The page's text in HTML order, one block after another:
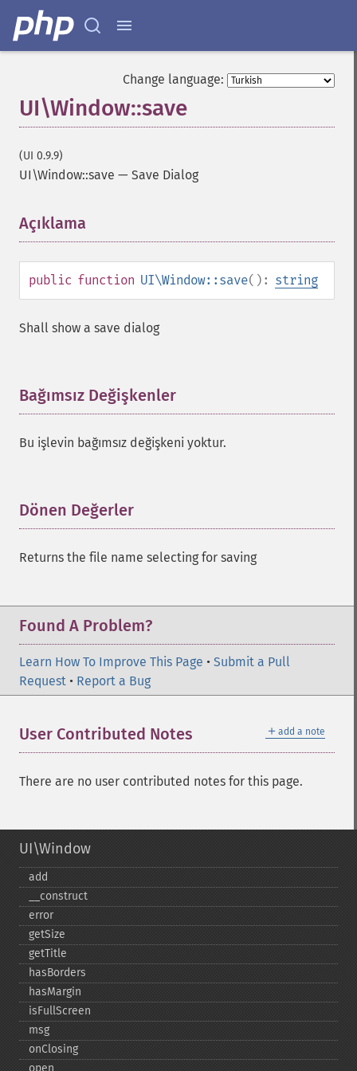
Change language:
UI\Window::save
(UI 0.9.9)
UI\Window::save — Save Dialog
Açıklama
public function UI\Window::save(): string
Shall show a save dialog
Bağımsız Değişkenler
Bu işlevin bağımsız değişkeni yoktur.
Dönen Değerler
Returns the file name selecting for saving
Found A Problem?
Learn How To Improve This Page • Submit a Pull
Request • Report a Bug
＋ add a note
User Contributed Notes
There are no user contributed notes for this page.
UI\Window
add
_​_​construct
error
getSize
getTitle
hasBorders
hasMargin
isFullScreen
msg
onClosing
open